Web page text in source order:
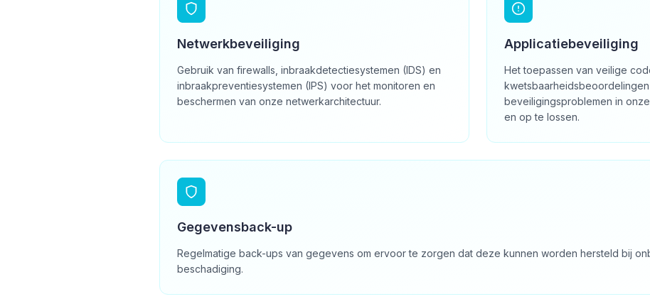
Netwerkbeveiliging
Gebruik van firewalls, inbraakdetectiesystemen (IDS) en
inbraakpreventiesystemen (IPS) voor het monitoren en
beschermen van onze netwerkarchitectuur.
Applicatiebeveiliging
Het toepassen van veilige
beveiligingsproblemen in
en op te lossen.
Gegevensback-up
Regelmatige back-ups van gegevens om ervoor te zorgen dat deze kunnen worden hersteld bij
beschadiging.